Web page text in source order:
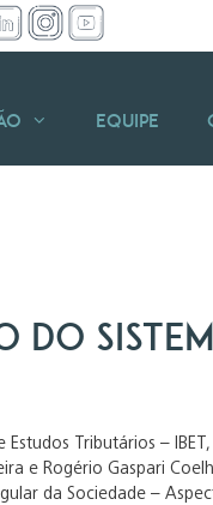
Equipe
do
Estudos Tributários –
e Rogério Gaspari
da Sociedade –